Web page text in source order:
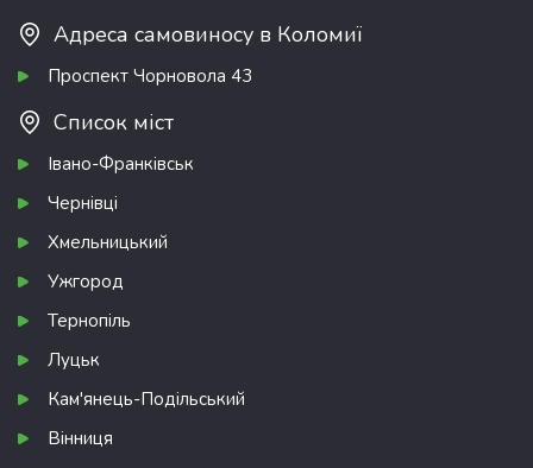
Адреса самовиносу в Коломиї
Проспект Чорновола 43
Список міст
Івано-Франківськ
Чернівці
Хмельницький
Ужгород
Тернопіль
Луцьк
Кам'янець-Подільський
Вінниця